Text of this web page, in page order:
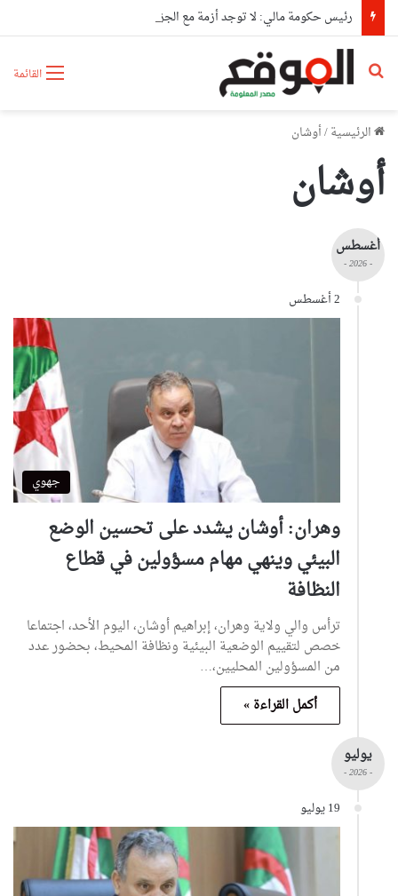
القائمة بحث عن
الرئيسية/أوشان
أوشان
أغسطس
- 2026 -
2 أغسطس
جهوي
وهران: أوشان يشدد على تحسين الوضع
البيئي وينهي مهام مسؤولين في قطاع
النظافة
ترأس والي ولاية وهران، إبراهيم أوشان، اليوم الأحد، اجتماعا
خصص لتقييم الوضعية البيئية ونظافة المحيط، بحضور عدد
من المسؤولين المحليين،…
أكمل القراءة »
يوليو
- 2026 -
19 يوليو